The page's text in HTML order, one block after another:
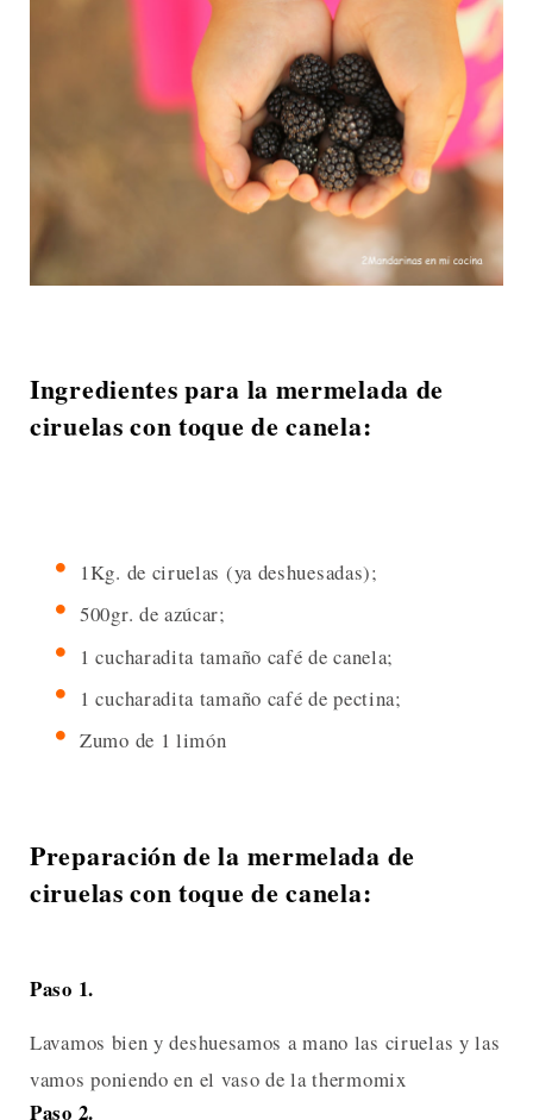
Ingredientes para la mermelada de
ciruelas con toque de canela:
1Kg. de ciruelas (ya deshuesadas);
500gr. de azúcar;
1 cucharadita tamaño café de canela;
1 cucharadita tamaño café de pectina;
Zumo de 1 limón
Preparación de la mermelada de
ciruelas con toque de canela:
Paso 1.
Lavamos bien y deshuesamos a mano las ciruelas y las
vamos poniendo en el vaso de la thermomix
Paso 2.